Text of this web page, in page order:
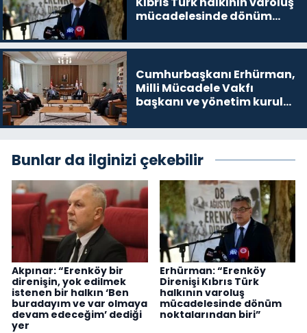
mücadelesinde dönüm
Cumhurbaşkanı Erhürman,
Milli Mücadele Vakfı
başkanı ve yönetim kurulu
Bunlar da ilginizi çekebilir
Akpınar: “Erenköy bir
direnişin, yok edilmek
istenen bir halkın ‘Ben
buradayım ve var olmaya
devam edeceğim’ dediği
yer
Erhürman: “Erenköy
Direnişi Kıbrıs Türk
halkının varoluş
mücadelesinde dönüm
noktalarından biri”